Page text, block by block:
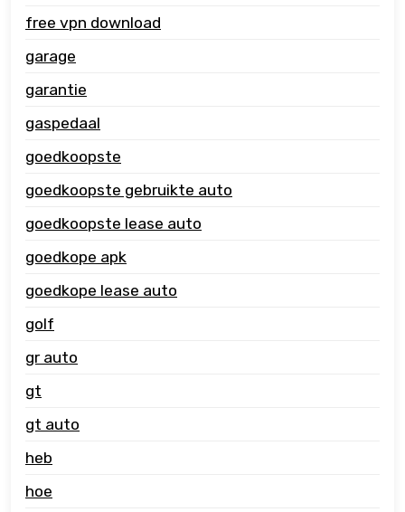
free vpn download
garage
garantie
gaspedaal
goedkoopste
goedkoopste gebruikte auto
goedkoopste lease auto
goedkope apk
goedkope lease auto
golf
gr auto
gt
gt auto
heb
hoe